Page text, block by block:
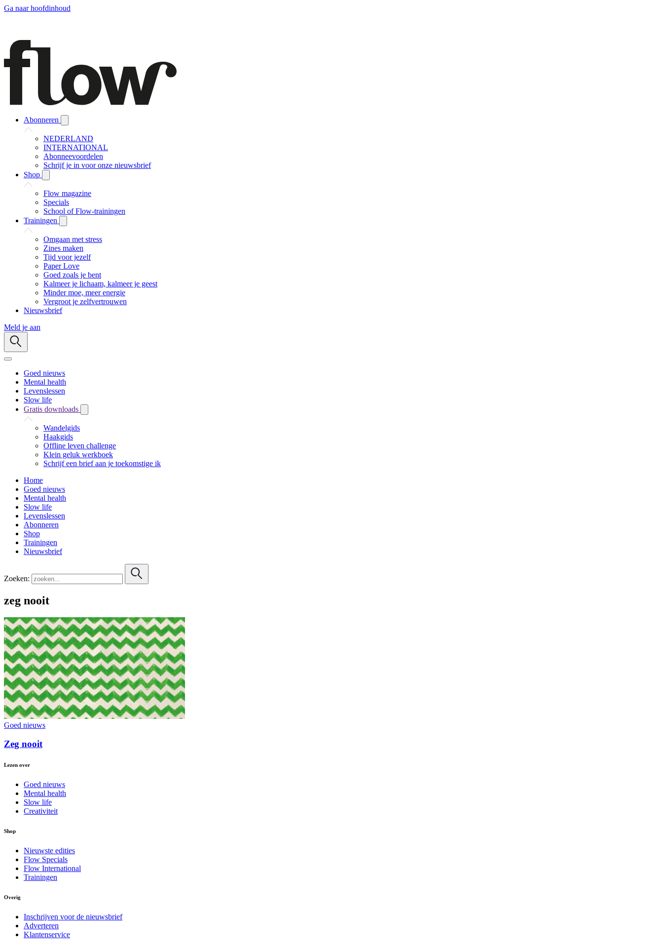
Ga naar hoofdinhoud
Abonneren
NEDERLAND
INTERNATIONAL
Abonneevoordelen
Schrijf je in voor onze nieuwsbrief
Shop
Flow magazine
Specials
School of Flow-trainingen
Trainingen
Omgaan met stress
Zines maken
Tijd voor jezelf
Paper Love
Goed zoals je bent
Kalmeer je lichaam, kalmeer je geest
Minder moe, meer energie
Vergroot je zelfvertrouwen
Nieuwsbrief
Meld je aan
Goed nieuws
Mental health
Levenslessen
Slow life
Gratis downloads
Wandelgids
Haakgids
Offline leven challenge
Klein geluk werkboek
Schrijf een brief aan je toekomstige ik
Home
Goed nieuws
Mental health
Slow life
Levenslessen
Abonneren
Shop
Trainingen
Nieuwsbrief
Zoeken:
zeg nooit
Goed nieuws
Zeg nooit
Lezen over
Goed nieuws
Mental health
Slow life
Creativiteit
Shop
Nieuwste edities
Flow Specials
Flow International
Trainingen
Overig
Inschrijven voor de nieuwsbrief
Adverteren
Klantenservice